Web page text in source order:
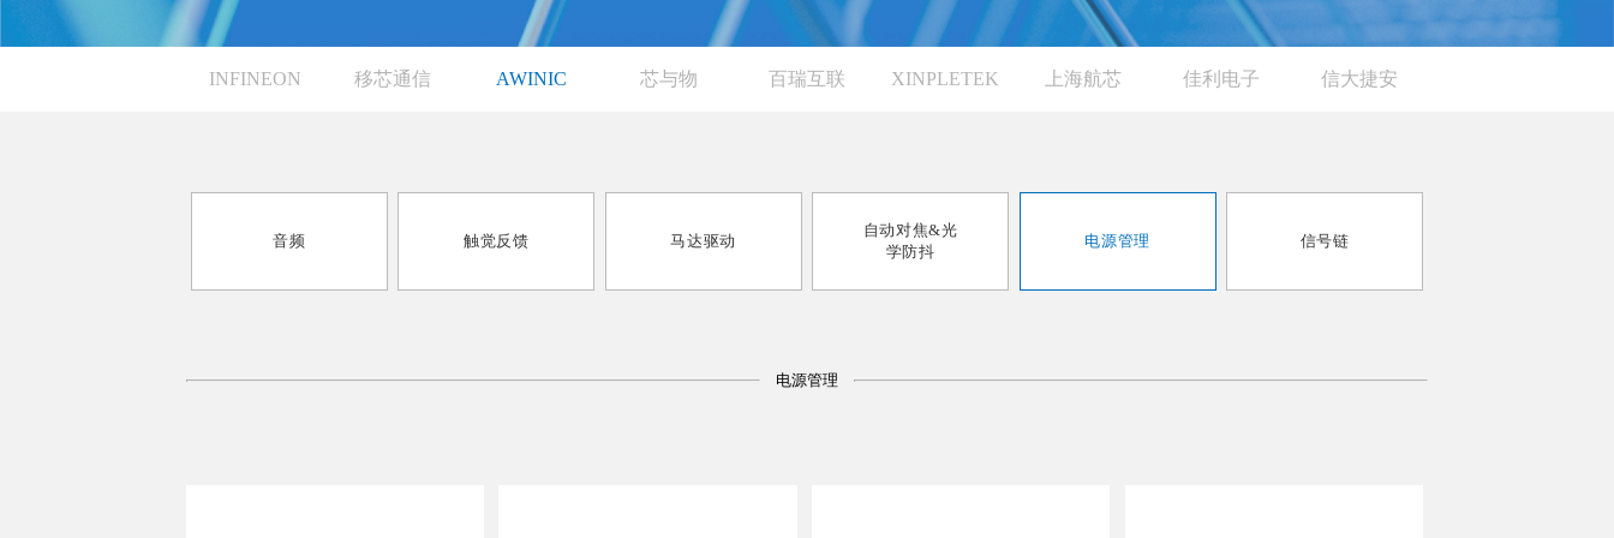
INFINEON 移芯通信 AWINIC 芯与物 百瑞互联 XINPLETEK 上海航芯 佳利电子 信大捷安
音频 触觉反馈 马达驱动
自动对焦&光
学防抖
电源管理 信号链
电源管理